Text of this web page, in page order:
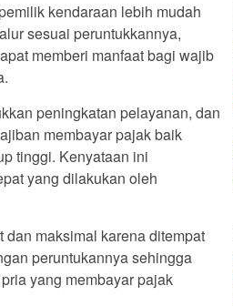
kendaraan lebih mudah
sesuai peruntukkannya,
memberi manfaat bagi wajib
peningkatan pelayanan, dan
membayar pajak baik
tinggi. Kenyataan ini
yang dilakukan oleh
maksimal karena ditempat
peruntukannya sehingga
yang membayar pajak